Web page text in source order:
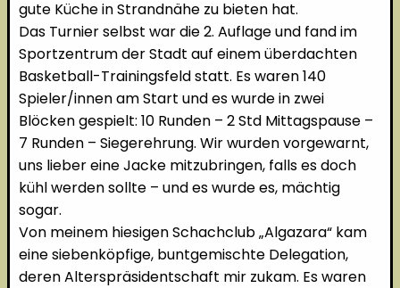
gute Küche in Strandnähe zu bieten hat.
Das Turnier selbst war die 2. Auflage und fand im
Sportzentrum der Stadt auf einem überdachten
Basketball-Trainingsfeld statt. Es waren 140
Spieler/innen am Start und es wurde in zwei
Blöcken gespielt: 10 Runden – 2 Std Mittagspause –
7 Runden – Siegerehrung. Wir wurden vorgewarnt,
uns lieber eine Jacke mitzubringen, falls es doch
kühl werden sollte – und es wurde es, mächtig
sogar.
Von meinem hiesigen Schachclub „Algazara“ kam
eine siebenköpfige, buntgemischte Delegation,
deren Alterspräsidentschaft mir zukam. Es waren